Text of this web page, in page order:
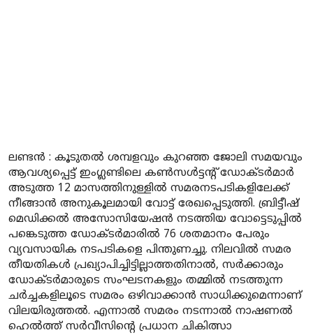
ലണ്ടൻ : കൂടുതൽ ശമ്പളവും കുറഞ്ഞ ജോലി സമയവും
ആവശ്യപ്പെട്ട് ഇംഗ്ലണ്ടിലെ കൺസൾട്ടന്റ് ഡോക്ടർമാർ
അടുത്ത 12 മാസത്തിനുള്ളിൽ സമരനടപടികളിലേക്ക്
നീങ്ങാൻ അനുകൂലമായി വോട്ട് രേഖപ്പെടുത്തി. ബ്രിട്ടീഷ്
മെഡിക്കൽ അസോസിയേഷൻ നടത്തിയ വോട്ടെടുപ്പിൽ
പങ്കെടുത്ത ഡോക്ടർമാരിൽ 76 ശതമാനം പേരും
വ്യവസായിക നടപടികളെ പിന്തുണച്ചു. നിലവിൽ സമര
തീയതികൾ പ്രഖ്യാപിച്ചിട്ടില്ലാത്തതിനാൽ, സർക്കാരും
ഡോക്ടർമാരുടെ സംഘടനകളും തമ്മിൽ നടത്തുന്ന
ചർച്ചകളിലൂടെ സമരം ഒഴിവാക്കാൻ സാധിക്കുമെന്നാണ്
വിലയിരുത്തൽ. എന്നാൽ സമരം നടന്നാൽ നാഷണൽ
ഹെൽത്ത് സർവീസിന്റെ പ്രധാന ചികിത്സാ